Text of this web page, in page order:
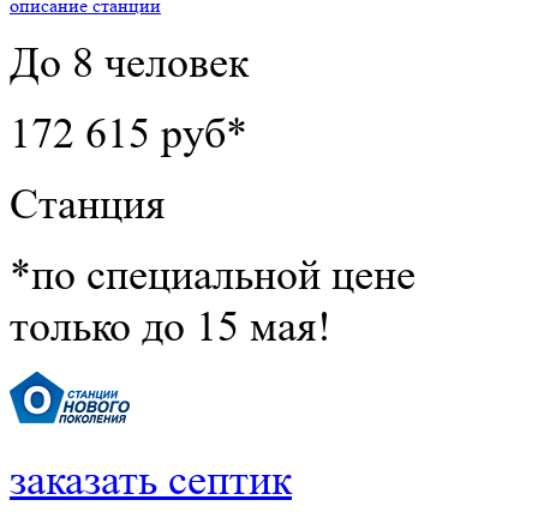
описание станции
До 8 человек
172 615 руб*
Станция
*по специальной цене
только до 15 мая!
заказать септик